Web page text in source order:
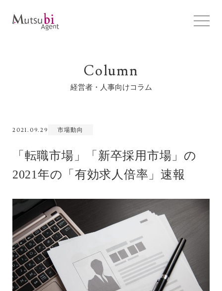
Column
経営者・人事向けコラム
2021.09.29 市場動向
「転職市場」「新卒採用市場」の
2021年の「有効求人倍率」速報